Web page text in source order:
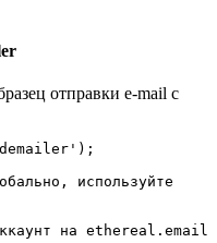
отправки e-mail с
используйте